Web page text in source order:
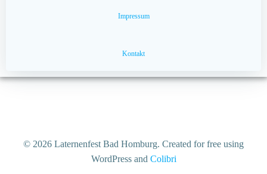
Impressum
Kontakt
© 2026 Laternenfest Bad Homburg. Created for free using
WordPress and Colibri